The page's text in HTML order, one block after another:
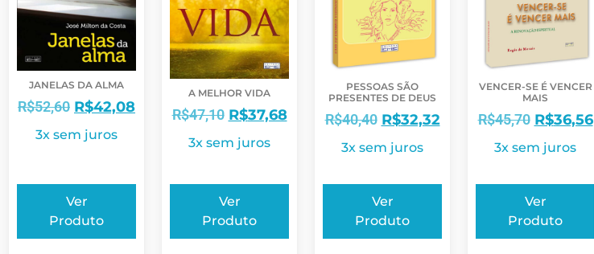
JANELAS DA ALMA
R$52,60 R$42,08
3x sem juros
Ver
Produto
A MELHOR VIDA
R$47,10 R$37,68
3x sem juros
Ver
Produto
PESSOAS SÃO
PRESENTES DE DEUS
R$40,40 R$32,32
3x sem juros
Ver
Produto
VENCER-SE É VENCER
MAIS
R$45,70 R$36,56
3x sem juros
Ver
Produto